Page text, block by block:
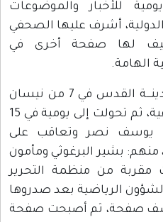
للأخبار والموضوعات
أشرف عليها الصحفي
لها صفحة أخرى في
الهامة.
2- جريدة "الفجر": صدرت بمدينـــة القدس في 7 من نيسان
1972، كصحيفة نصف أسبوعية، ثم تحولت إلى يومية في 15
صاحبها يوسف نصر وتعاقب على
بشير البرغوثي ومأمون
مقربة من منظمة التحرير
الرياضية بعد صدروها
صفحة، ثم أصبحت صفحة